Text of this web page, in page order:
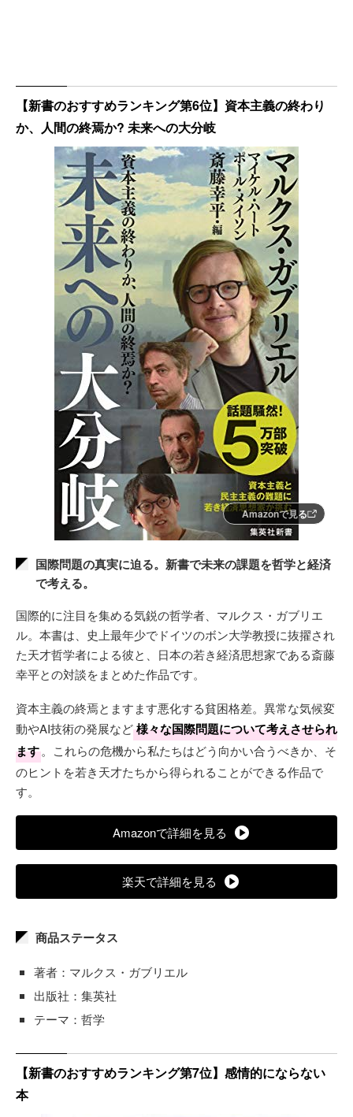
【新書のおすすめランキング第6位】資本主義の終わり
か、人間の終焉か? 未来への大分岐
Amazonで見る
国際問題の真実に迫る。新書で未来の課題を哲学と経済
で考える。
国際的に注目を集める気鋭の哲学者、マルクス・ガブリエ
ル。本書は、史上最年少でドイツのボン大学教授に抜擢され
た天才哲学者による彼と、日本の若き経済思想家である斎藤
幸平との対談をまとめた作品です。
資本主義の終焉とますます悪化する貧困格差。異常な気候変
動やAI技術の発展など様々な国際問題について考えさせられ
ます。これらの危機から私たちはどう向かい合うべきか、そ
のヒントを若き天才たちから得られることができる作品で
す。
Amazonで詳細を見る
楽天で詳細を見る
商品ステータス
著者：マルクス・ガブリエル
出版社：集英社
テーマ：哲学
【新書のおすすめランキング第7位】感情的にならない
本